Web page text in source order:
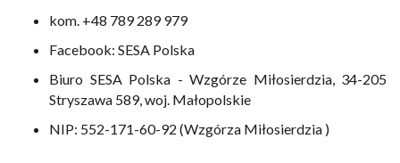
kom. +48 789 289 979
Facebook: SESA Polska
Biuro SESA Polska - Wzgórze Miłosierdzia, 34-205
Stryszawa 589, woj. Małopolskie
NIP: 552-171-60-92 (Wzgórza Miłosierdzia )